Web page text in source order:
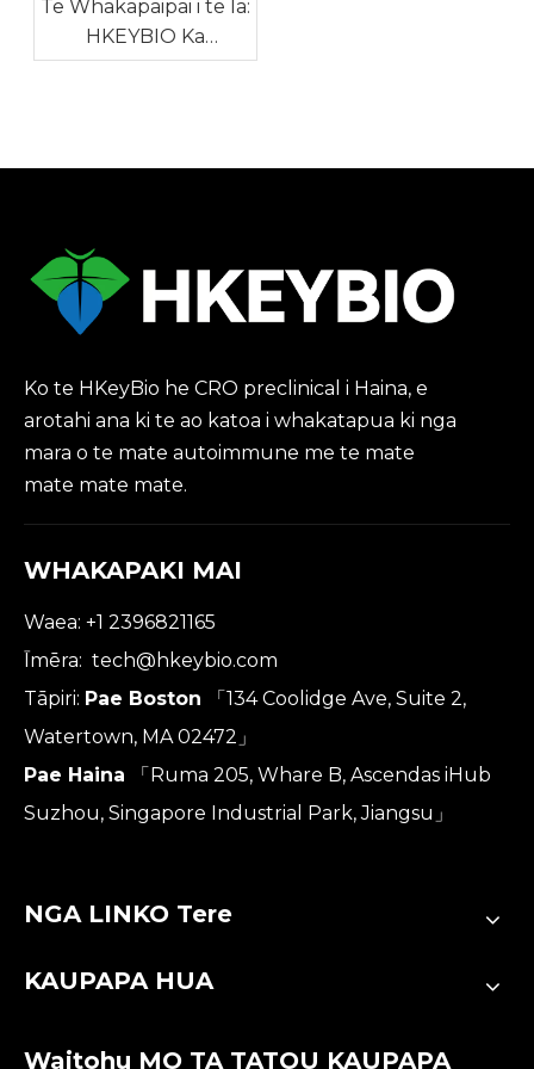
Te Whakapaipai i te Ia:
HKEYBIO Ka
Whakaitihia nga Utu
Ko te HKeyBio he CRO preclinical i Haina, e
arotahi ana ki te ao katoa i whakatapua ki nga
mara o te mate autoimmune me te mate
mate mate mate.
WHAKAPAKI MAI
Waea: +1 2396821165
Īmēra: tech@hkeybio.com
Tāpiri: Pae Boston
「134 Coolidge Ave, Suite 2,
Watertown, MA 02472」
Pae Haina
「Ruma 205, Whare B, Ascendas iHub
Suzhou, Singapore Industrial Park, Jiangsu」
NGA LINKO Tere
KAUPAPA HUA
Waitohu MO TA TATOU KAUPAPA